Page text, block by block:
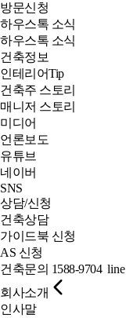
방문신청
하우스톡 소식
하우스톡 소식
건축정보
인테리어Tip
건축주 스토리
매니저 스토리
미디어
언론보도
유튜브
네이버
SNS
상담/신청
건축상담
가이드북 신청
AS 신청
건축문의 1588-9704 line
회사소개
인사말